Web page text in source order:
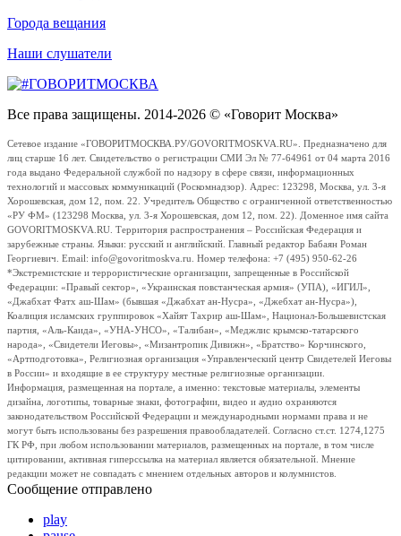
Города вещания
Наши слушатели
Все права защищены. 2014-2026 © «Говорит Москва»
Сетевое издание «ГОВОРИТМОСКВА.РУ/GOVORITMOSKVA.RU». Предназначено для
лиц старше 16 лет. Свидетельство о регистрации СМИ Эл № 77-64961 от 04 марта 2016
года выдано Федеральной службой по надзору в сфере связи, информационных
технологий и массовых коммуникаций (Роскомнадзор). Адрес: 123298, Москва, ул. 3-я
Хорошевская, дом 12, пом. 22. Учредитель Общество с ограниченной ответственностью
«РУ ФМ» (123298 Москва, ул. 3-я Хорошевская, дом 12, пом. 22). Доменное имя сайта
GOVORITMOSKVA.RU. Территория распространения – Российская Федерация и
зарубежные страны. Языки: русский и английский. Главный редактор Бабаян Роман
Георгиевич. Email: info@govoritmoskva.ru. Номер телефона: +7 (495) 950-62-26
*Экстремистские и террористические организации, запрещенные в Российской
Федерации: «Правый сектор», «Украинская повстанческая армия» (УПА), «ИГИЛ»,
«Джабхат Фатх аш-Шам» (бывшая «Джабхат ан-Нусра», «Джебхат ан-Нусра»),
Коалиция исламских группировок «Хайят Тахрир аш-Шам», Национал-Большевистская
партия, «Аль-Каида», «УНА-УНСО», «Талибан», «Меджлис крымско-татарского
народа», «Свидетели Иеговы», «Мизантропик Дивижн», «Братство» Корчинского,
«Артподготовка», Религиозная организация «Управленческий центр Свидетелей Иеговы
в России» и входящие в ее структуру местные религиозные организации.
Информация, размещенная на портале, а именно: текстовые материалы, элементы
дизайна, логотипы, товарные знаки, фотографии, видео и аудио охраняются
законодательством Российской Федерации и международными нормами права и не
могут быть использованы без разрешения правообладателей. Согласно ст.ст. 1274,1275
ГК РФ, при любом использовании материалов, размещенных на портале, в том числе
цитировании, активная гиперссылка на материал является обязательной. Мнение
редакции может не совпадать с мнением отдельных авторов и колумнистов.
Сообщение отправлено
play